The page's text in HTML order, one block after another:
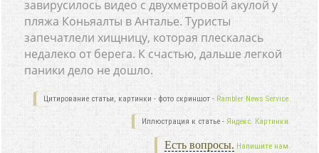
завирусилось видео с двухметровой акулой у
пляжа Коньяалты в Анталье. Туристы
запечатлели хищницу, которая плескалась
недалеко от берега. К счастью, дальше легкой
паники дело не дошло.
Цитирование статьи, картинки - фото скриншот - Rambler News Service.
Иллюстрация к статье - Яндекс. Картинки.
Есть вопросы. Напишите нам.